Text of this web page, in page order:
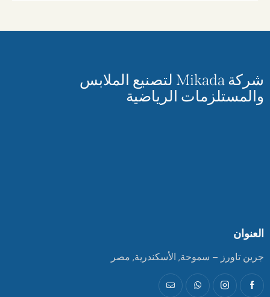
شركة Mikada لتصنيع الملابس
والمستلزمات الرياضية
العنوان
جرين تاورز – سموحة, الأسكندرية, مصر